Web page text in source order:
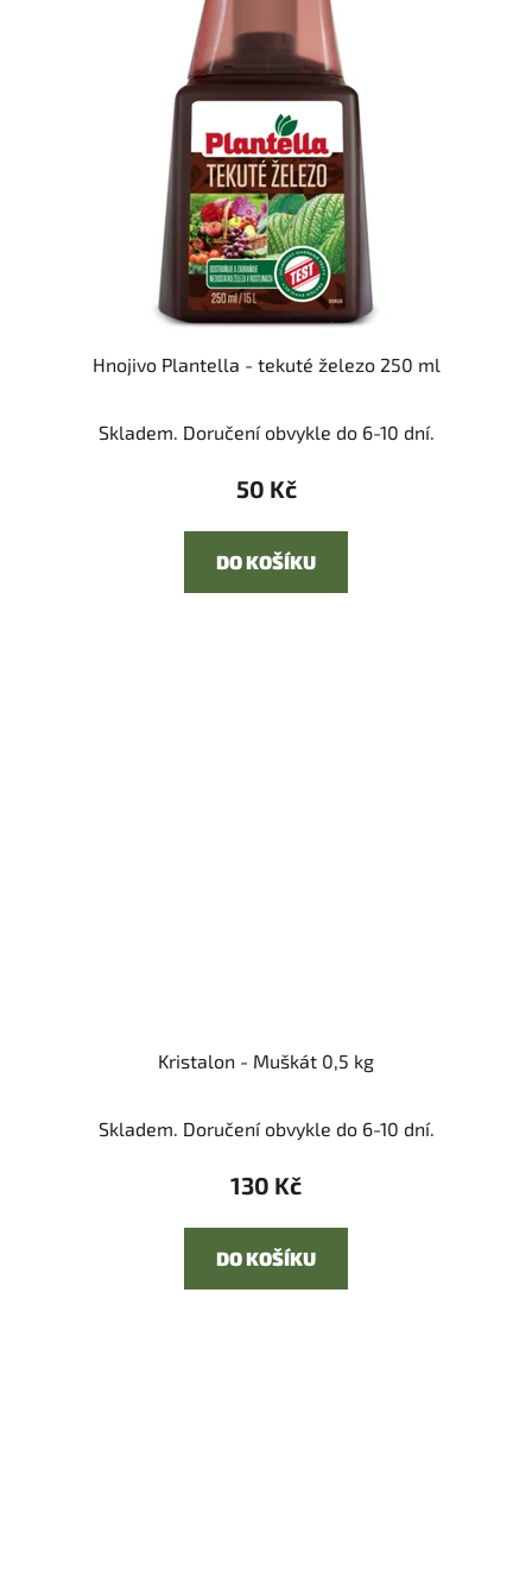
Hnojivo Plantella - tekuté železo 250 ml
Skladem. Doručení obvykle do 6-10 dní.
50 Kč
DO KOŠÍKU
Kristalon - Muškát 0,5 kg
Skladem. Doručení obvykle do 6-10 dní.
130 Kč
DO KOŠÍKU